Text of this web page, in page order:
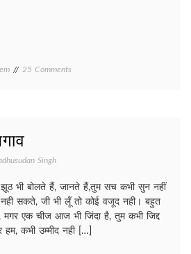
25 Comments
Singh
भी बोलते हैं, जानते हैं,तुम सच कभी सुन नहीं
सकते, जी भी लूँ तो कोई वजूद नही। बहुत
मगर एक चीज आज भी जिंदा है, तुम कभी जिद्द
कभी उम्मीद नही […]